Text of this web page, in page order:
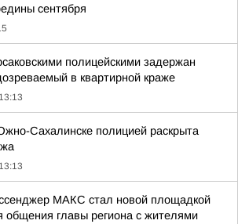
сентября
полицейскими задержан
в квартирной краже
13:13
Сахалинске полицией раскрыта
13:13
МАКС стал новой площадкой
общения главы региона с жителями